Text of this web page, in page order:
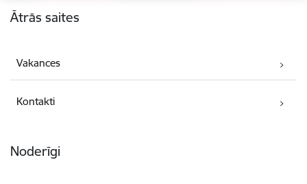
Ātrās saites
Vakances
Kontakti
Noderīgi